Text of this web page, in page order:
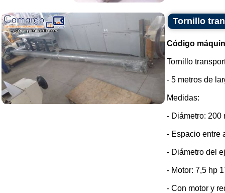
Tornillo
Código
Tornillo
- 5 metros de
Medidas:
- Diámetro: 200
- Espacio entre
- Diámetro del
- Motor: 7,5 hp
- Con motor y